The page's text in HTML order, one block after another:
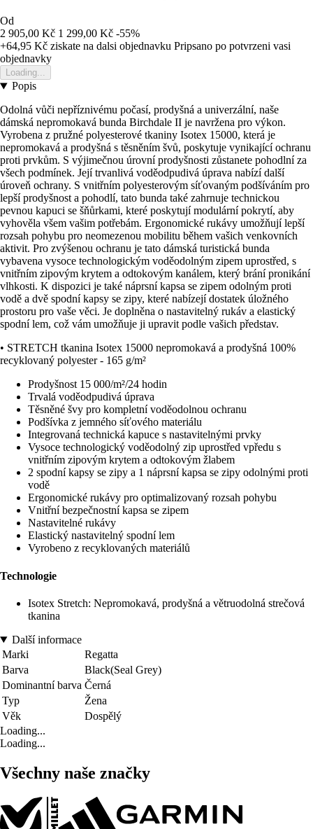
Od
2 905,00 Kč 1 299,00 Kč -55%
+64,95 Kč ziskate na dalsi objednavku Pripsano po potvrzeni vasi
objednavky
Loading...
Popis
Odolná vůči nepříznivému počasí, prodyšná a univerzální, naše
dámská nepromokavá bunda Birchdale II je navržena pro výkon.
Vyrobena z pružné polyesterové tkaniny Isotex 15000, která je
nepromokavá a prodyšná s těsněním švů, poskytuje vynikající ochranu
proti prvkům. S výjimečnou úrovní prodyšnosti zůstanete pohodlní za
všech podmínek. Její trvanlivá voděodpudivá úprava nabízí další
úroveň ochrany. S vnitřním polyesterovým síťovaným podšíváním pro
lepší prodyšnost a pohodlí, tato bunda také zahrnuje technickou
pevnou kapuci se šňůrkami, které poskytují modulární pokrytí, aby
vyhověla všem vašim potřebám. Ergonomické rukávy umožňují lepší
rozsah pohybu pro neomezenou mobilitu během vašich venkovních
aktivit. Pro zvýšenou ochranu je tato dámská turistická bunda
vybavena vysoce technologickým voděodolným zipem uprostřed, s
vnitřním zipovým krytem a odtokovým kanálem, který brání pronikání
vlhkosti. K dispozici je také náprsní kapsa se zipem odolným proti
vodě a dvě spodní kapsy se zipy, které nabízejí dostatek úložného
prostoru pro vaše věci. Je doplněna o nastavitelný rukáv a elastický
spodní lem, což vám umožňuje ji upravit podle vašich představ.
• STRETCH tkanina Isotex 15000 nepromokavá a prodyšná 100%
recyklovaný polyester - 165 g/m²
Prodyšnost 15 000/m²/24 hodin
Trvalá voděodpudivá úprava
Těsněné švy pro kompletní voděodolnou ochranu
Podšívka z jemného síťového materiálu
Integrovaná technická kapuce s nastavitelnými prvky
Vysoce technologický voděodolný zip uprostřed vpředu s
vnitřním zipovým krytem a odtokovým žlabem
2 spodní kapsy se zipy a 1 náprsní kapsa se zipy odolnými proti
vodě
Ergonomické rukávy pro optimalizovaný rozsah pohybu
Vnitřní bezpečnostní kapsa se zipem
Nastavitelné rukávy
Elastický nastavitelný spodní lem
Vyrobeno z recyklovaných materiálů
Technologie
Isotex Stretch: Nepromokavá, prodyšná a větruodolná strečová
tkanina
Další informace
Marki
Regatta
Barva
Black(Seal Grey)
Dominantní barva Černá
Typ
Žena
Věk
Dospělý
Loading...
Loading...
Všechny naše značky